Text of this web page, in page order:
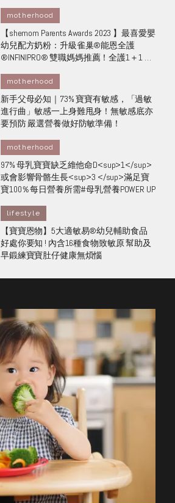
motherhood
【shemom Parents Awards 2023 】最喜愛嬰
幼兒配方奶粉：升級雀巢®能恩全護
®INFINIPRO® 雙職媽媽推薦！全護1＋1 提
motherhood
新手父母必知｜73% 寶寶有敏感，「過敏
進行曲」敏感一上身難甩身！無敏感底亦
要預防 嚴選營養做好防敏準備！
motherhood
97% 母乳寶寶缺乏維他命D<sup>1</sup>
或會影響骨骼生長<sup>3 </sup>滿足寶
寶100％每日營養所需#母乳營養POWER UP
lifestyle
【寶寶恩物】5大適敏易®幼兒輔助食品
好處你要知 ! 內含16種食物致敏原 幫助及
早鍛練寶寶肚仔健康無煩惱